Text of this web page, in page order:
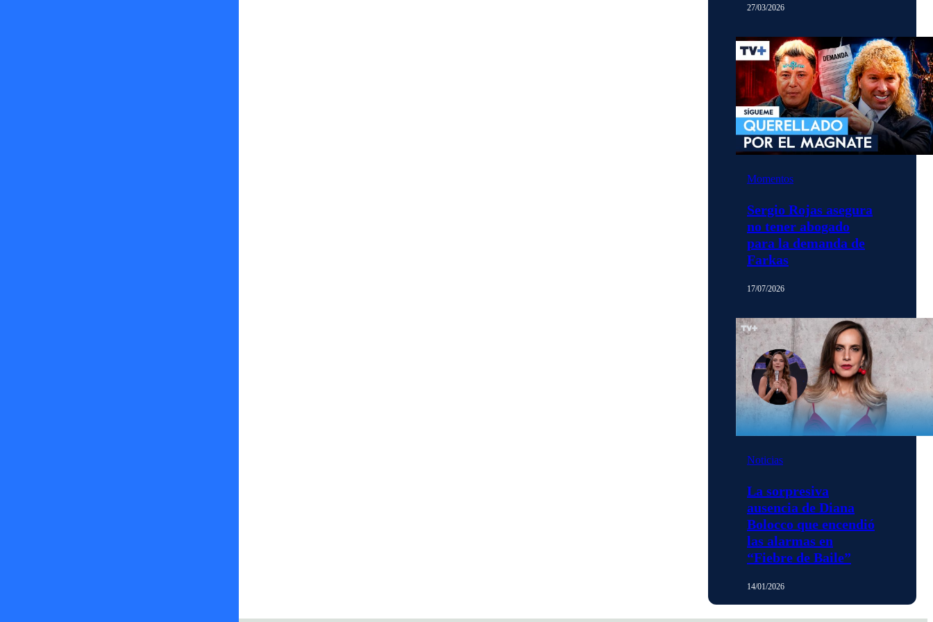
27/03/2026
Momentos
Sergio Rojas asegura
no tener abogado
para la demanda de
Farkas
17/07/2026
Noticias
La sorpresiva
ausencia de Diana
Bolocco que encendió
las alarmas en
“Fiebre de Baile”
14/01/2026